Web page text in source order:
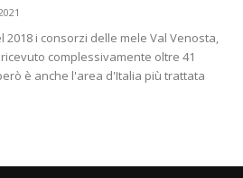
2018 i consorzi delle mele Val Venosta,
complessivamente oltre 41
è anche l'area d'Italia più trattata